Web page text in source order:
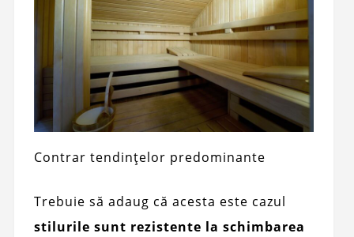
Contrar tendințelor predominante
Trebuie să adaug că acesta este cazul
stilurile sunt rezistente la schimbarea